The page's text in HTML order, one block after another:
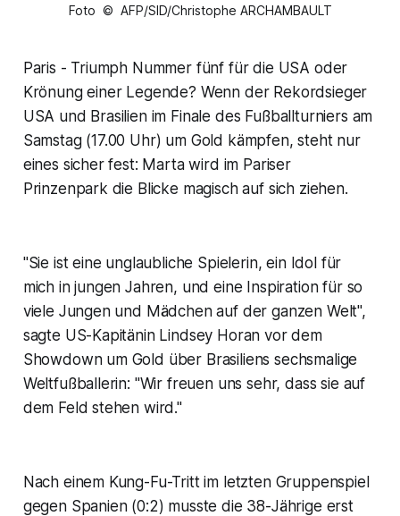
Foto © AFP/SID/Christophe ARCHAMBAULT
Paris - Triumph Nummer fünf für die USA oder
Krönung einer Legende? Wenn der Rekordsieger
USA und Brasilien im Finale des Fußballturniers am
Samstag (17.00 Uhr) um Gold kämpfen, steht nur
eines sicher fest: Marta wird im Pariser
Prinzenpark die Blicke magisch auf sich ziehen.
"Sie ist eine unglaubliche Spielerin, ein Idol für
mich in jungen Jahren, und eine Inspiration für so
viele Jungen und Mädchen auf der ganzen Welt",
sagte US-Kapitänin Lindsey Horan vor dem
Showdown um Gold über Brasiliens sechsmalige
Weltfußballerin: "Wir freuen uns sehr, dass sie auf
dem Feld stehen wird."
Nach einem Kung-Fu-Tritt im letzten Gruppenspiel
gegen Spanien (0:2) musste die 38-Jährige erst